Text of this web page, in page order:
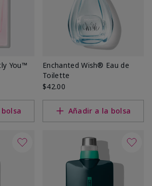
You™
Enchanted Wish® Eau de
Toilette
$42.00
Añadir a la bolsa